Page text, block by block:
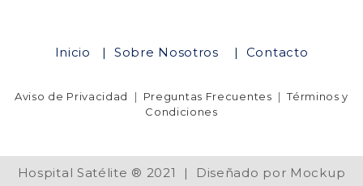
Inicio |Sobre Nosotros | Contacto
Aviso de Privacidad | Preguntas Frecuentes |Términos y
Condiciones
Hospital Satélite ® 2021 | Diseñado por Mockup